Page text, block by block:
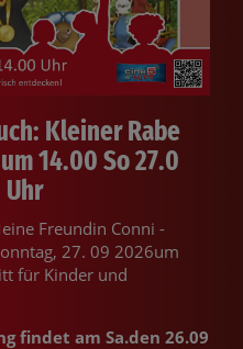
Kleiner Rabe
14.00 So 27.0
Freundin Conni -
27. 09 2026um
für Kinder und
findet am Sa.den 26.09